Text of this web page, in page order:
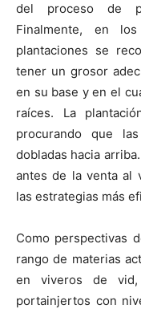
del proceso de
Finalmente, en
plantaciones se
tener un grosor
en su base y en el
raíces. La
procurando que
dobladas hacia arriba.
antes de la venta al
las estrategias más
Como perspectivas
rango de materias
en viveros de
portainjertos con